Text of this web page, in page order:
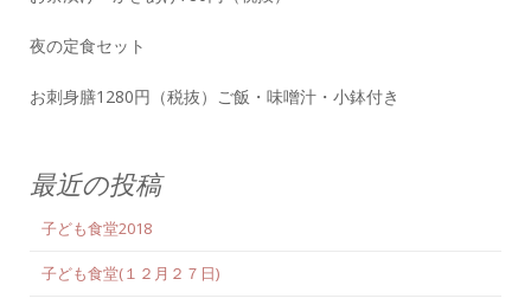
夜の定食セット
お刺身膳1280円（税抜）ご飯・味噌汁・小鉢付き
最近の投稿
子ども食堂2018
子ども食堂(１２月２７日)